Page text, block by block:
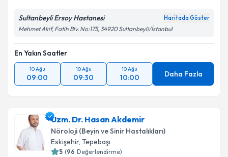
Sultanbeyli Ersoy Hastanesi Haritada Göster
Mehmet Akif, Fatih Blv. No:175, 34920 Sultanbeyli/İstanbul
En Yakın Saatler
10 Ağu
09:00
10 Ağu
09:30
10 Ağu
10:00 Daha Fazla
Uzm. Dr. Hasan Akdemir
Nöroloji (Beyin ve Sinir Hastalıkları)
Eskişehir, Tepebaşı
5 (96 Değerlendirme)